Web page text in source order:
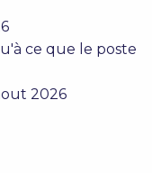
ce que le poste
2026